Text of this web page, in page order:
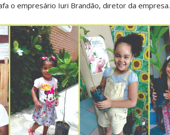
o empresário Iuri Brandão, diretor da empresa.